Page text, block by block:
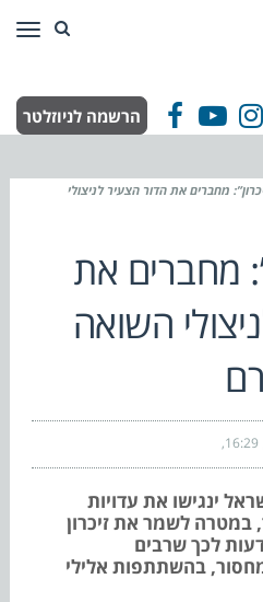
Facebook
YouTubeהרשמה לניוזלטר
מחברים את הדור הצעיר לניצולי
מחברים את
השואה
16:29
ינגישו את עדויות
במטרה לשמר את זיכרון
לכך שרבים
בהשתתפות אלילי